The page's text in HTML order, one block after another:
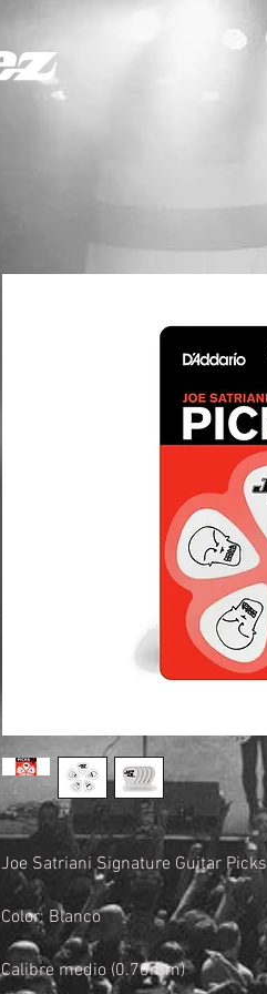
Joe Satriani Signature Guitar Picks
Color: Blanco
Calibre medio (0.70mm)